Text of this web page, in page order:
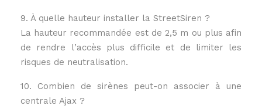
9. À quelle hauteur installer la StreetSiren ?
La hauteur recommandée est de 2,5 m ou plus afin
de rendre l’accès plus difficile et de limiter les
risques de neutralisation.
10. Combien de sirènes peut-on associer à une
centrale Ajax ?